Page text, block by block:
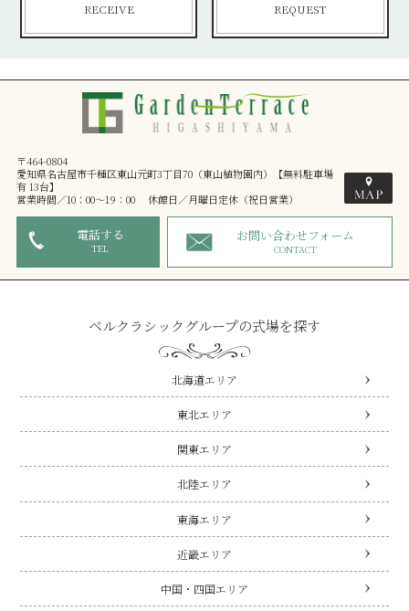
RECEIVE REQUEST
〒464-0804
愛知県名古屋市千種区東山元町3丁目70（東山植物園内）【無料駐車場
有 13台】
営業時間／10：00～19：00 休館日／月曜日定休（祝日営業）
電話する
TEL
お問い合わせフォーム
CONTACT
ベルクラシックグループの式場を探す
北海道エリア
東北エリア
関東エリア
北陸エリア
東海エリア
近畿エリア
中国・四国エリア